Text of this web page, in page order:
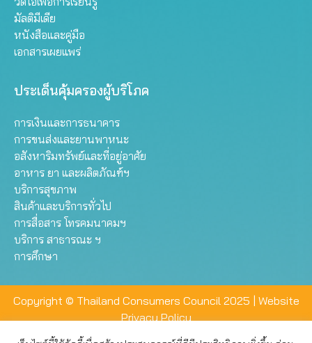
มัลติมีเดีย
หนังสือและคู่มือ
เอกสารเผยแพร่
ประเด็นคุ้มครองผู้บริโภค
การเงินและการธนาคาร
การขนส่งและยานพาหนะ
อสังหาริมทรัพย์และที่อยู่อาศัย
อาหาร ยา และผลิตภัณฑ์ฯ
บริการสุขภาพ
สินค้าและบริการทั่วไป
การสื่อสาร โทรคมนาคมฯ
บริการ สาธารณะ ฯ
การศึกษา
Copyright © Thailand Consumers Council 2025 | Website
Privacy Policy